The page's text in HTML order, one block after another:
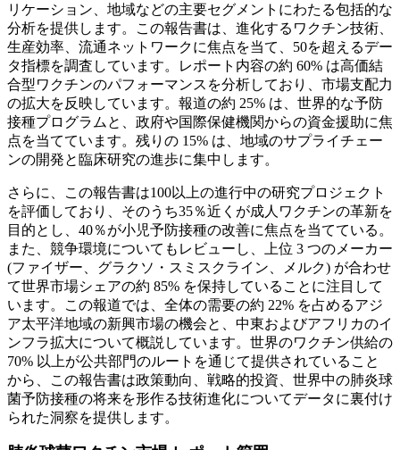
リケーション、地域などの主要セグメントにわたる包括的な
分析を提供します。この報告書は、進化するワクチン技術、
生産効率、流通ネットワークに焦点を当て、50を超えるデー
タ指標を調査しています。レポート内容の約 60% は高価結
合型ワクチンのパフォーマンスを分析しており、市場支配力
の拡大を反映しています。報道の約 25% は、世界的な予防
接種プログラムと、政府や国際保健機関からの資金援助に焦
点を当てています。残りの 15% は、地域のサプライチェー
ンの開発と臨床研究の進歩に集中します。
さらに、この報告書は100以上の進行中の研究プロジェクト
を評価しており、そのうち35％近くが成人ワクチンの革新を
目的とし、40％が小児予防接種の改善に焦点を当てている。
また、競争環境についてもレビューし、上位 3 つのメーカー
(ファイザー、グラクソ・スミスクライン、メルク) が合わせ
て世界市場シェアの約 85% を保持していることに注目して
います。この報道では、全体の需要の約 22% を占めるアジ
ア太平洋地域の新興市場の機会と、中東およびアフリカのイ
ンフラ拡大について概説しています。世界のワクチン供給の
70% 以上が公共部門のルートを通じて提供されていること
から、この報告書は政策動向、戦略的投資、世界中の肺炎球
菌予防接種の将来を形作る技術進化についてデータに裏付け
られた洞察を提供します。